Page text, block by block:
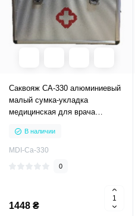
Саквояж СА-330 алюминиевый
малый сумка-укладка
медицинская для врача
В наличии
MDI-Ca-330
0
1448 ₴